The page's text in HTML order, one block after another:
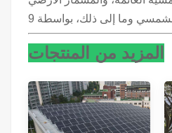
المزيد من المنتجات